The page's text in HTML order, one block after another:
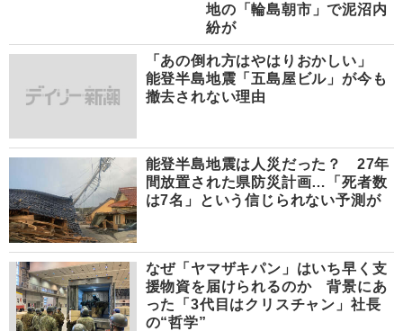
地の「輪島朝市」で泥沼内
紛が
「あの倒れ方はやはりおかしい」
能登半島地震「五島屋ビル」が今も
撤去されない理由
能登半島地震は人災だった？ 27年
間放置された県防災計画…「死者数
は7名」という信じられない予測が
なぜ「ヤマザキパン」はいち早く支
援物資を届けられるのか 背景にあ
った「3代目はクリスチャン」社長
の“哲学”